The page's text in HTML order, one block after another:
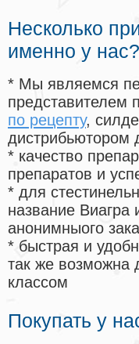
Несколько
именно у нас?
* Мы являемся
представителем
по рецепту,
дистрибьютором
* качество
препаратов и
* для
название Виагра
анонимныого
* быстрая и
так же возможна
классом
Покупать у